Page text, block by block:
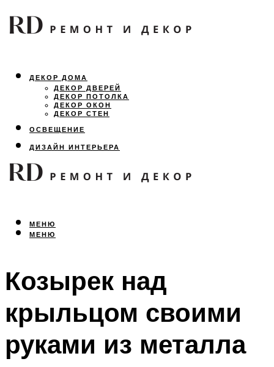
ДЕКОР ДОМА
ДЕКОР ДВЕРЕЙ
ДЕКОР ПОТОЛКА
ДЕКОР ОКОН
ДЕКОР СТЕН
ОСВЕЩЕНИЕ
ДИЗАЙН ИНТЕРЬЕРА
ЛАНДШАФТНЫЙ ДИЗАЙН
ВСЕ ПРО РЕМОНТ
МЕНЮ
МЕНЮ
Козырек над
крыльцом своими
руками из металла